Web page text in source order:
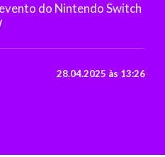
do Nintendo Switch
28.04.2025 às 13:26